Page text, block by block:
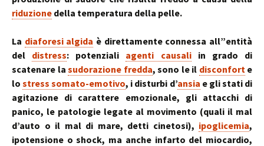
riduzione della temperatura della pelle.
La diaforesi algida è direttamente connessa all”entità
del distress: potenziali agenti causaliin grado di
scatenare la sudorazione fredda, sono le il disconforte
lostress somato-emotivo, i disturbi d’ansia e gli stati di
agitazione di carattere emozionale, gli attacchi di
panico, le patologie legate al movimento (quali il mal
d’auto o il mal di mare, detti cinetosi), ipoglicemia,
ipotensione o shock, ma anche infarto del miocardio,